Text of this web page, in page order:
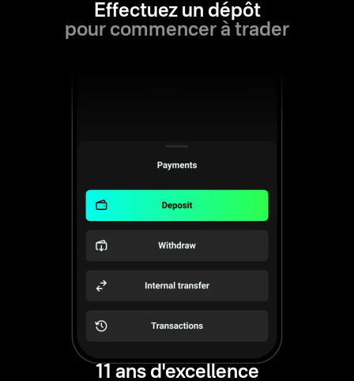
Effectuez un dépôt
pour commencer à trader
11 ans d'excellence